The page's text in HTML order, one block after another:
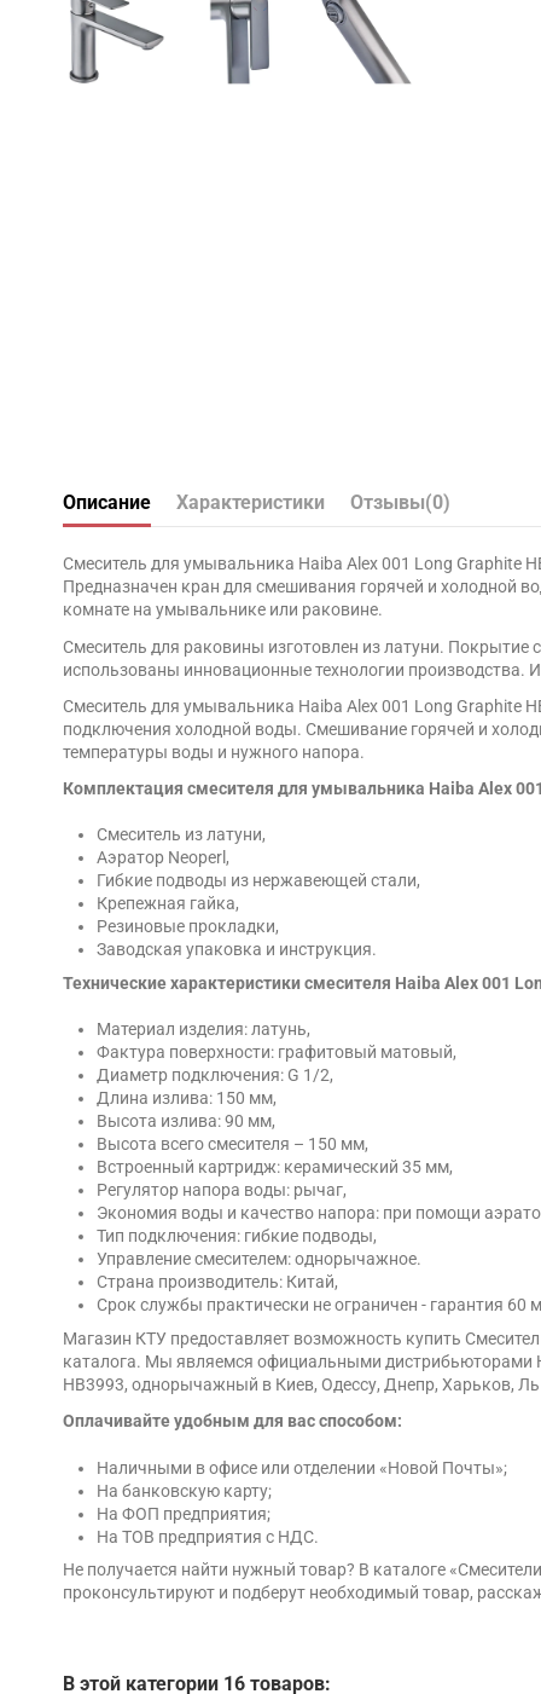
Описание Характеристики Отзывы(0)
Смеситель для умывальника Haiba Alex 001 Long Graphite
Предназначен кран для смешивания горячей и холодной
комнате на умывальнике или раковине.
Смеситель для раковины изготовлен из латуни. Покрытие
использованы инновационные технологии производства.
Смеситель для умывальника Haiba Alex 001 Long Graphite
подключения холодной воды. Смешивание горячей и
температуры воды и нужного напора.
Комплектация смесителя для умывальника Haiba Alex
Смеситель из латуни,
Аэратор Neoperl,
Гибкие подводы из нержавеющей стали,
Крепежная гайка,
Резиновые прокладки,
Заводская упаковка и инструкция.
Технические характеристики смесителя Haiba Alex 001
Материал изделия: латунь,
Фактура поверхности: графитовый матовый,
Диаметр подключения: G 1/2,
Длина излива: 150 мм,
Высота излива: 90 мм,
Высота всего смесителя – 150 мм,
Встроенный картридж: керамический 35 мм,
Регулятор напора воды: рычаг,
Экономия воды и качество напора: при помощи
Тип подключения: гибкие подводы,
Управление смесителем: однорычажное.
Страна производитель: Китай,
Срок службы практически не ограничен - гарантия 60
Магазин КТУ предоставляет возможность купить
каталога. Мы являемся официальными дистрибьюторами
HB3993, однорычажный в Киев, Одессу, Днепр, Харьков,
Оплачивайте удобным для вас способом:
Наличными в офисе или отделении «Новой Почты»;
На банковскую карту;
На ФОП предприятия;
На ТОВ предприятия с НДС.
Не получается найти нужный товар? В каталоге
проконсультируют и подберут необходимый товар,
В этой категории 16 товаров: